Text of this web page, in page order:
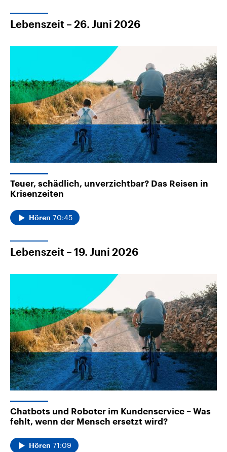
Lebenszeit – 26. Juni 2026
Teuer, schädlich, unverzichtbar? Das Reisen in
Krisenzeiten
Hören 70:45
Lebenszeit – 19. Juni 2026
Chatbots und Roboter im Kundenservice – Was
fehlt, wenn der Mensch ersetzt wird?
Hören 71:09